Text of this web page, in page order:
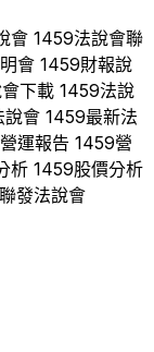
會 1459法說會聯
會 1459財報說
下載 1459法說
說會 1459最新法
營運報告 1459營
析 1459股價分析
聯發法說會